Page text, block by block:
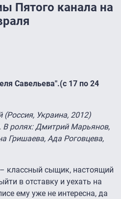
Пятого канала на
Савельева".(с 17 по 24
Украина, 2012)
В ролях: Дмитрий Марьянов,
Гришаева, Ада Роговцева,
классный сыщик, настоящий
в отставку и уехать на
ему уже не интересна, да